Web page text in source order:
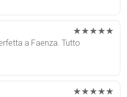
★★★★★
a Faenza. Tutto
★★★★★